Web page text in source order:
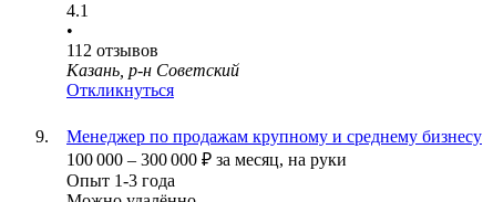
4.1
•
112 отзывов
Казань, р-н Советский
Откликнуться
Менеджер по продажам крупному и среднему бизнесу
100 000 – 300 000 ₽ за месяц, на руки
Опыт 1-3 года